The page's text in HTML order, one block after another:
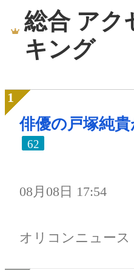
総合 アク
キング
俳優の戸塚純
62
08月08日 17:54
オリコンニュース